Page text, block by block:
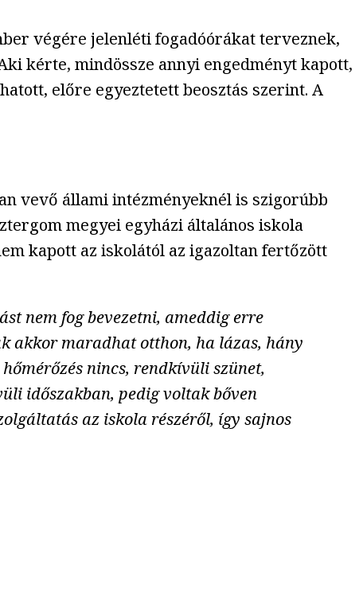
végére jelenléti fogadóórákat terveznek,
kérte, mindössze annyi engedményt kapott,
előre egyeztetett beosztás szerint. A
vevő állami intézményeknél is szigorúbb
megyei egyházi általános iskola
kapott az iskolától az igazoltan fertőzött
nem fog bevezetni, ameddig erre
akkor maradhat otthon, ha lázas, hány
nincs, rendkívüli szünet,
időszakban, pedig voltak bőven
az iskola részéről, így sajnos